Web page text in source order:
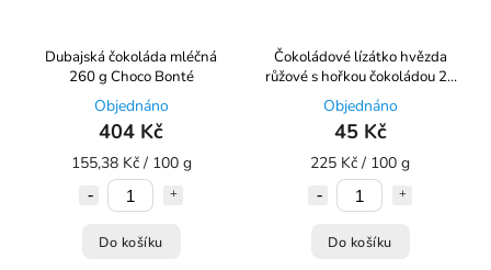
Dubajská čokoláda mléčná
260 g Choco Bonté
Objednáno
404 Kč
155,38 Kč / 100 g
Do košíku
Čokoládové lízátko hvězda
růžové s hořkou čokoládou 20
g Choco Bonté
Objednáno
45 Kč
225 Kč / 100 g
Do košíku